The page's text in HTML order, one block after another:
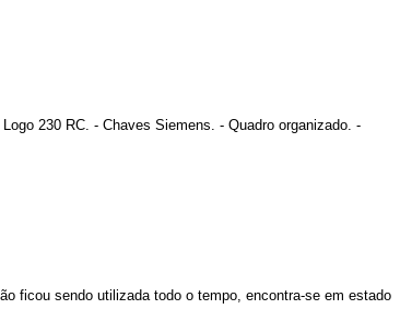
230 RC. - Chaves Siemens. - Quadro organizado. -
ficou sendo utilizada todo o tempo, encontra-se em estado